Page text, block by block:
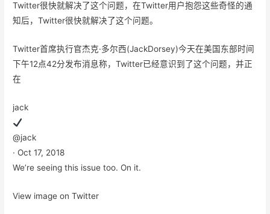
Twitter很快就解决了这个问题，在Twitter用户抱怨这些奇怪的通
知后，Twitter很快就解决了这个问题。
Twitter首席执行官杰克·多尔西(JackDorsey)今天在美国东部时间
下午12点42分发布消息称，Twitter已经意识到了这个问题，并正
在
jack
@jack
· Oct 17, 2018
We’re seeing this issue too. On it.
View image on Twitter